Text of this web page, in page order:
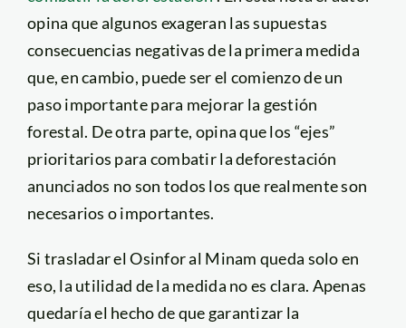
opina que algunos exageran las supuestas
consecuencias negativas de la primera medida
que, en cambio, puede ser el comienzo de un
paso importante para mejorar la gestión
forestal. De otra parte, opina que los “ejes”
prioritarios para combatir la deforestación
anunciados no son todos los que realmente son
necesarios o importantes.
Si trasladar el Osinfor al Minam queda solo en
eso, la utilidad de la medida no es clara. Apenas
quedaría el hecho de que garantizar la